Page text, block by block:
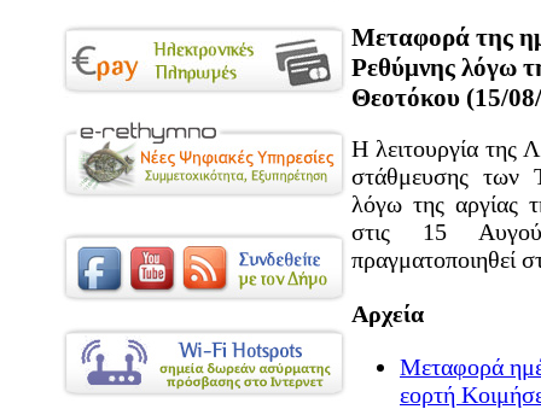
Μεταφορά της
Ρεθύμνης λόγω
Θεοτόκου (15/
Η λειτουργία της
στάθμευσης των
λόγω της αργίας
στις 15
πραγματοποιηθεί
Αρχεία
Μεταφορά
εορτή